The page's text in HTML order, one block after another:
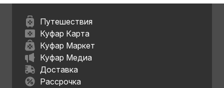
Путешествия
Куфар Карта
Куфар Маркет
Куфар Медиа
Доставка
Рассрочка